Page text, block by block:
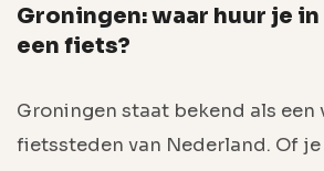
Groningen: waar huur je
een fiets?
Groningen staat bekend als een
fietssteden van Nederland. Of